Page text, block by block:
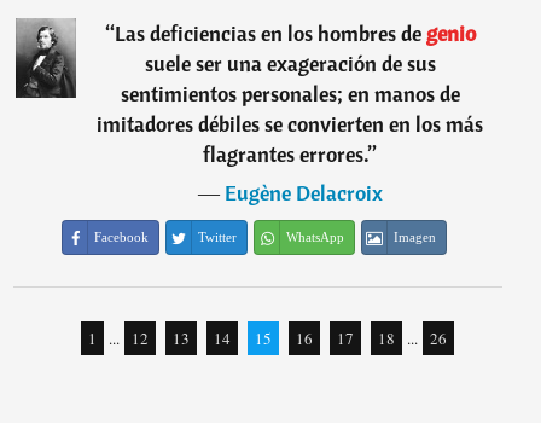
“Las deficiencias en los hombres degenio
suele ser una exageración de sus
sentimientos personales; en manos de
imitadores débiles se convierten en los más
flagrantes errores.”
―Eugène Delacroix
Facebook Twitter WhatsApp Imagen
1 ... 12 13 14 15 16 17 18 ... 26